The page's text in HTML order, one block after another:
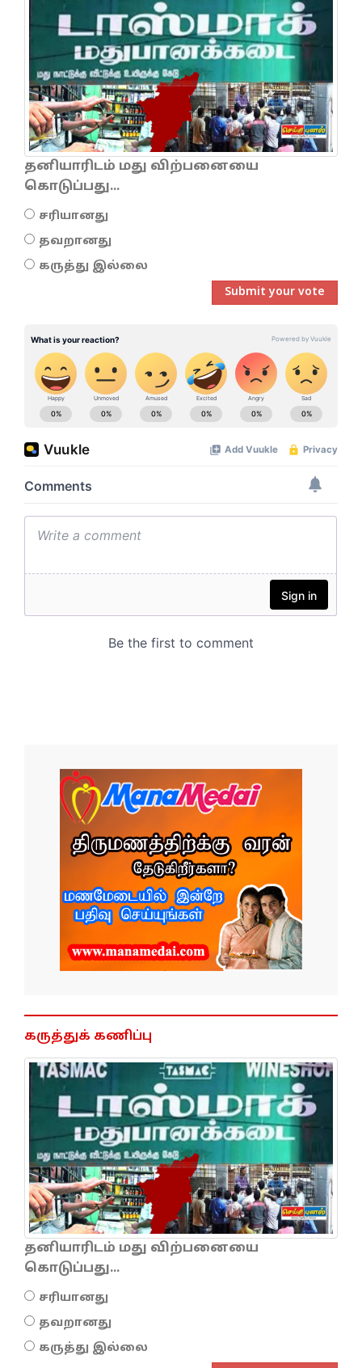
தனியாரிடம் மது விற்பனையை
கொடுப்பது...
சரியானது
தவறானது
கருத்து இல்லை
Submit your vote
கருத்துக் கணிப்பு
தனியாரிடம் மது விற்பனையை
கொடுப்பது...
சரியானது
தவறானது
கருத்து இல்லை